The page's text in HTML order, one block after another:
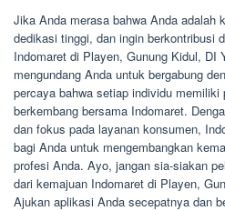
Jika Anda merasa bahwa Anda adalah
dedikasi tinggi, dan ingin berkontribusi
Indomaret di Playen, Gunung Kidul, DI
mengundang Anda untuk bergabung
percaya bahwa setiap individu
berkembang bersama Indomaret.
dan fokus pada layanan konsumen,
bagi Anda untuk mengembangkan
profesi Anda. Ayo, jangan sia-siakan
dari kemajuan Indomaret di Playen,
Ajukan aplikasi Anda secepatnya dan